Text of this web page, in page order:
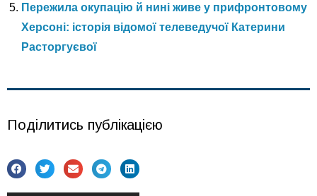
Пережила окупацію й нині живе у прифронтовому
Херсоні: історія відомої телеведучої Катерини
Расторгуєвої
Поділитись публікацією